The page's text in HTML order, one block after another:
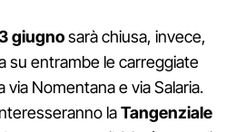
giugnosarà chiusa, invece,
su entrambe le carreggiate
Nomentana e via Salaria.
laTangenziale